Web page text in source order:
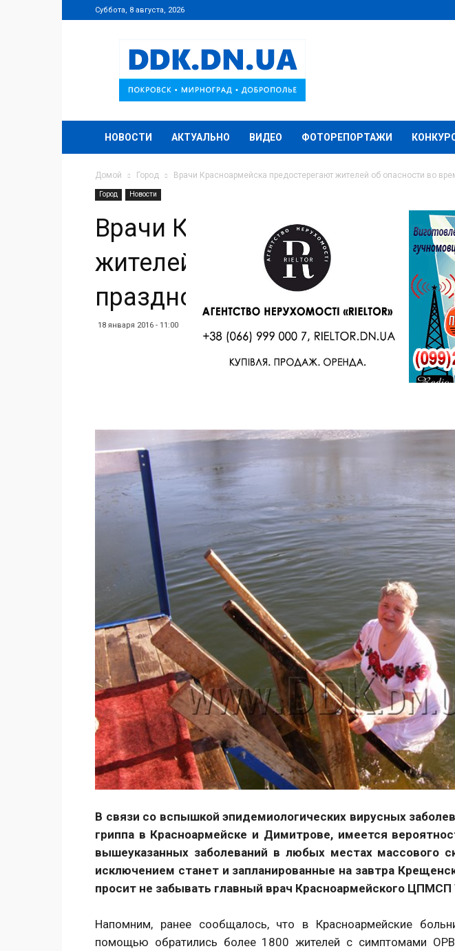
Суббота, 8 августа, 2026
DDK.DN.UA
НОВОСТИ АКТУАЛЬНО ВИДЕО ФОТОРЕПОРТАЖИ
Домой Город Врачи Красноармейска предостерегают жителей об опасности во
Город Новости
Врачи Красноармейска
жителей об опасности во
празднования Крещения
18 января 2016 - 11:00
В связи со вспышкой эпидемиологических вирусных
гриппа в Красноармейске и Димитрове, имеется
вышеуказанных заболеваний в любых местах массового
исключением станет и запланированные на завтра
просит не забывать главный врач Красноармейского ЦПМСП
Напомним, ранее сообщалось, что в Красноармейские
помощью обратились более 1800 жителей с симптомами